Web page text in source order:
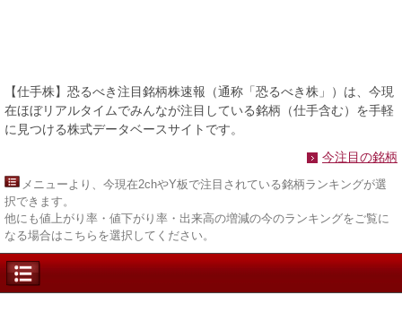
【仕手株】恐るべき注目銘柄株速報（通称「恐るべき株」）は、今現
在ほぼリアルタイムでみんなが注目している銘柄（仕手含む）を手軽
に見つける株式データベースサイトです。
今注目の銘柄
メニューより、今現在2chやY板で注目されている銘柄ランキングが選
択できます。
他にも値上がり率・値下がり率・出来高の増減の今のランキングをご覧に
なる場合はこちらを選択してください。